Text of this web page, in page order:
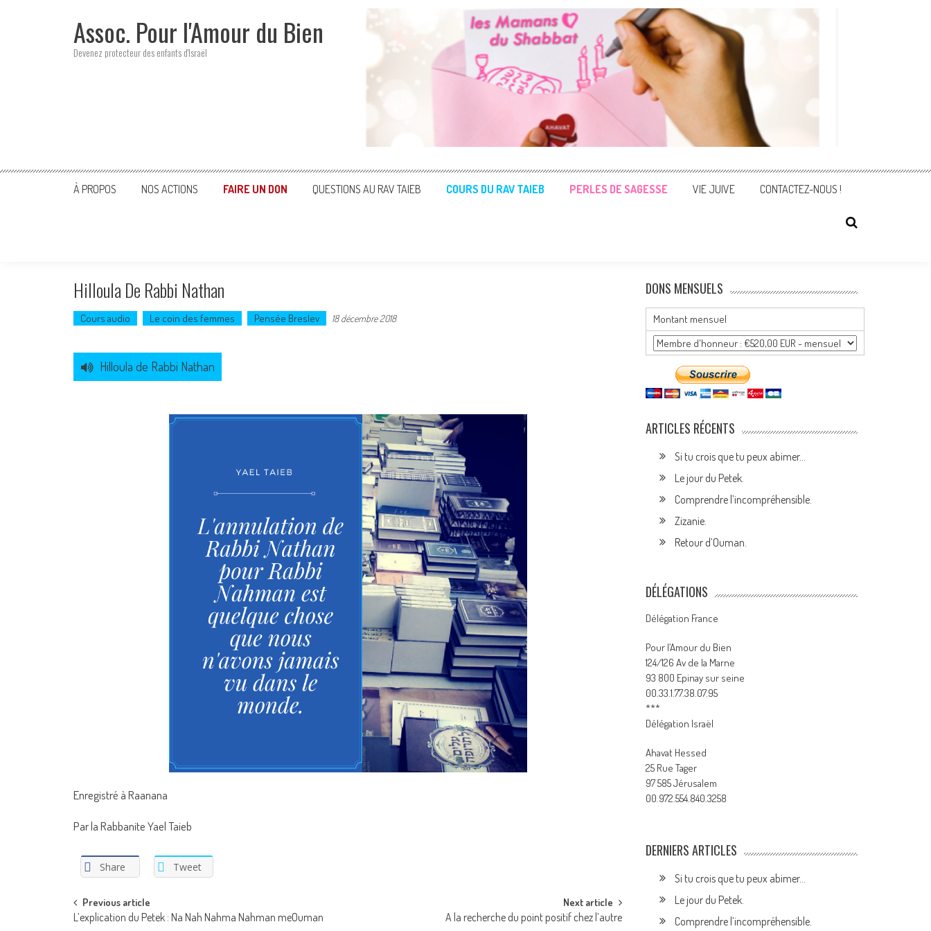
Assoc. Pour l'Amour du Bien
Devenez protecteur des enfants d'Israël
À PROPOS NOS ACTIONS FAIRE UN DON QUESTIONS AU RAV TAIEB COURS DU RAV TAIEB PERLES DE SAGESSE VIE JUIVE CONTACTEZ-NOUS !
Hilloula De Rabbi Nathan
Cours audio Le coin des femmes Pensée Breslev 18 décembre 2018
Hilloula de Rabbi Nathan
Enregistré à Raanana
Par la Rabbanite Yael Taieb
Share Tweet
Post
Previous article
L’explication du Petek : Na Nah Nahma Nahman meOuman
Next article
A la recherche du point positif chez l’autre
DONS MENSUELS
Montant mensuel
ARTICLES RÉCENTS
Si tu crois que tu peux abimer…
Le jour du Petek.
Comprendre l’incompréhensible.
Zizanie.
Retour d’Ouman.
DÉLÉGATIONS
Délégation France
Pour l’Amour du Bien
124/126 Av de la Marne
93 800 Epinay sur seine
00.33.1.77.38.07.95
***
Délégation Israël
Ahavat Hessed
25 Rue Tager
97 585 Jérusalem
00.972.554.840.3258
DERNIERS ARTICLES
Si tu crois que tu peux abimer…
Le jour du Petek.
Comprendre l’incompréhensible.